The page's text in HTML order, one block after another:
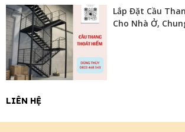
Lắp Đặt Cầu
Cho Nhà Ở,
LIÊN HỆ